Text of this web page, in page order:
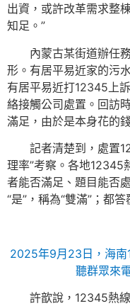
出資，或許改革需求整
知足。”
內蒙古某街道辦任
形。有居平易近家的污
有居平易近打12345上
絡接觸公司處置。回訪
滿足，由於是本身花的錢
記者清楚到，處置
理率”考察。各地12345
者能否滿足、題目能否
“是”，稱為“雙滿”；都答
2025年9月23日，海南
聽群眾來
許歆說，12345熱